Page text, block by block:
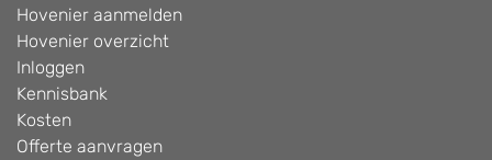
Hovenier aanmelden
Hovenier overzicht
Inloggen
Kennisbank
Kosten
Offerte aanvragen